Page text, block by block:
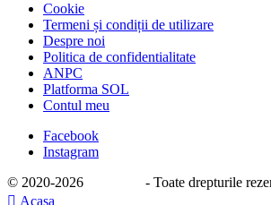
Cookie
Termeni și condiții de utilizare
Despre noi
Politica de confidentialitate
ANPC
Platforma SOL
Contul meu
Facebook
Instagram
© 2020-2026
- Toate drepturile
 Acasa